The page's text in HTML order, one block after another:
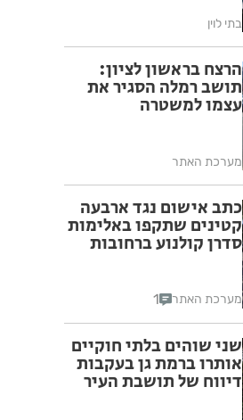
בתי לוין
הרצח בראשון לציון:
תושב רמלה הסגיר את
עצמו למשטרה
מערכת האתר
כתב אישום נגד ארבעה
קטינים שתקפו באלימות
סדרן קולנוע ברחובות
מערכת האתר 1
שני שוהים בלתי חוקיים
אותרו ברמת גן בעקבות
דיווח של תושבת העיר